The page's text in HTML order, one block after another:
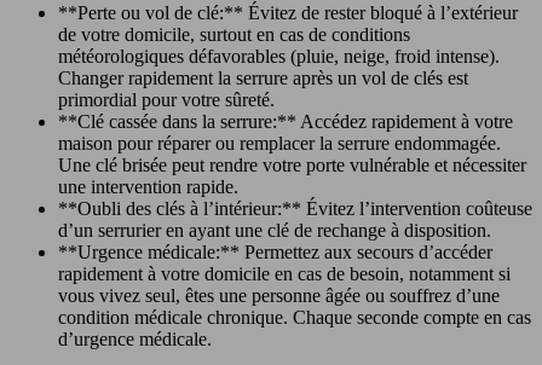
**Perte ou vol de clé:** Évitez de rester bloqué à l’extérieur
de votre domicile, surtout en cas de conditions
météorologiques défavorables (pluie, neige, froid intense).
Changer rapidement la serrure après un vol de clés est
primordial pour votre sûreté.
**Clé cassée dans la serrure:** Accédez rapidement à votre
maison pour réparer ou remplacer la serrure endommagée.
Une clé brisée peut rendre votre porte vulnérable et nécessiter
une intervention rapide.
**Oubli des clés à l’intérieur:** Évitez l’intervention coûteuse
d’un serrurier en ayant une clé de rechange à disposition.
**Urgence médicale:** Permettez aux secours d’accéder
rapidement à votre domicile en cas de besoin, notamment si
vous vivez seul, êtes une personne âgée ou souffrez d’une
condition médicale chronique. Chaque seconde compte en cas
d’urgence médicale.